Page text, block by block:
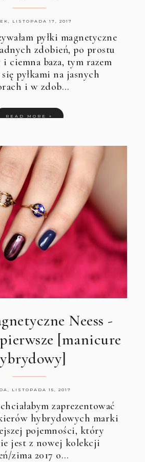
LISTOPADA 17, 2017
pyłki magnetyczne
zdobień, po prostu
ciemna baza, tym razem
pyłkami na jasnych
i w zdob…
READ MORE »
Neess -
[manicure
LISTOPADA 15, 2017
zaprezentować
hybrydowych marki
pojemności, który
jest z nowej kolekcji
zima 2017 o…